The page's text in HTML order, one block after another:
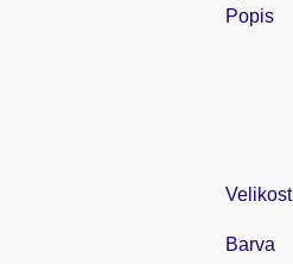
Popis
Velikost
Barva